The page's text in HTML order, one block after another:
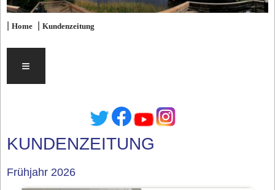
|Home |Kundenzeitung
≡
KUNDENZEITUNG
Frühjahr 2026